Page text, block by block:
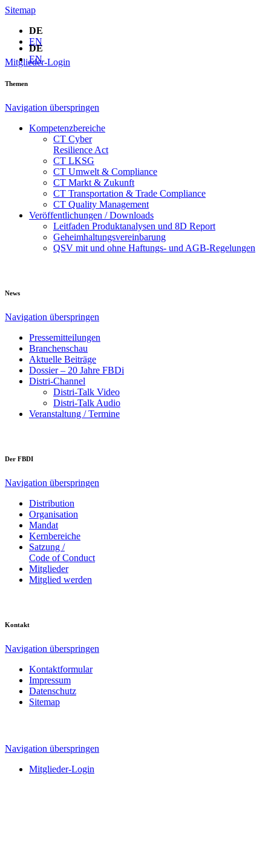
Sitemap
DE
EN
Mitglieder-Login
DE
EN
Themen
Navigation überspringen
Kompetenzbereiche
CT Cyber
Resilience Act
CT LKSG
CT Umwelt & Compliance
CT Markt & Zukunft
CT Transportation & Trade Compliance
CT Quality Management
Veröffentlichungen / Downloads
Leitfaden Produktanalysen und 8D Report
Geheimhaltungsverein­barung
QSV mit und ohne Haftungs- und AGB-Regelungen
News
Navigation überspringen
Pressemitteilungen
Branchenschau
Aktuelle Beiträge
Dossier – 20 Jahre FBDi
Distri-Channel
Distri-Talk Video
Distri-Talk Audio
Veranstaltung / Termine
Der FBDI
Navigation überspringen
Distribution
Organisation
Mandat
Kernbereiche
Satzung /
Code of Conduct
Mitglieder
Mitglied werden
Kontakt
Navigation überspringen
Kontaktformular
Impressum
Datenschutz
Sitemap
Navigation überspringen
Mitglieder-Login